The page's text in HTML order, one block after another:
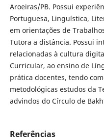
Aroeiras/PB. Possui
Portuguesa, Linguística,
em orientações de
Tutora a distância. Possui
relacionadas à cultura
Curricular, ao ensino de
prática docentes, tendo
metodológicas estudos da
advindos do Círculo de
Referências